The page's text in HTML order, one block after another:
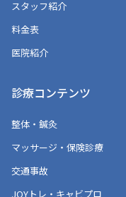
スタッフ紹介
料金表
医院紹介
診療コンテンツ
整体・鍼灸
マッサージ・保険診療
交通事故
JOYトレ・キャビプロ